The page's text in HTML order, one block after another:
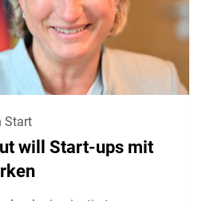
Start
will Start-ups mit